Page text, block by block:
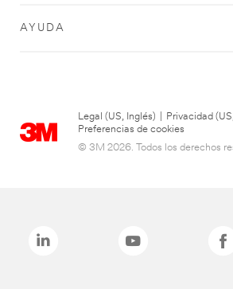
AYUDA
Legal (US, Inglés) Privacidad
Preferencias de cookies
© 3M 2026. Todos los derechos